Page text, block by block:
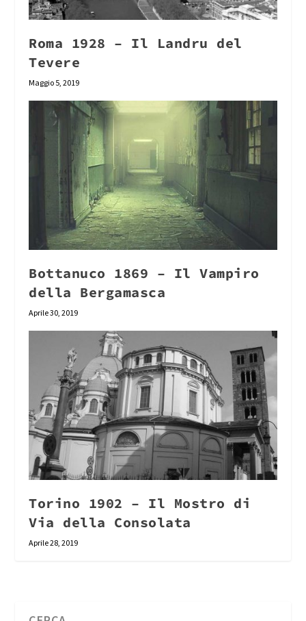
Roma 1928 – Il Landru del
Tevere
Maggio 5, 2019
Bottanuco 1869 – Il Vampiro
della Bergamasca
Aprile 30, 2019
Torino 1902 – Il Mostro di
Via della Consolata
Aprile 28, 2019